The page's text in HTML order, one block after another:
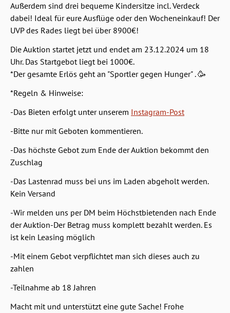
Außerdem sind drei bequeme Kindersitze incl. Verdeck
dabei! Ideal für eure Ausflüge oder den Wocheneinkauf! Der
UVP des Rades liegt bei über 8900€!
Die Auktion startet jetzt und endet am 23.12.2024 um 18
Uhr. Das Startgebot liegt bei 1000€.
*Der gesamte Erlös geht an "Sportler gegen Hunger" . 🥳
*Regeln & Hinweise:
-Das Bieten erfolgt unter unserem Instagram-Post
-Bitte nur mit Geboten kommentieren.
-Das höchste Gebot zum Ende der Auktion bekommt den
Zuschlag
-Das Lastenrad muss bei uns im Laden abgeholt werden.
Kein Versand
-Wir melden uns per DM beim Höchstbietenden nach Ende
der Auktion-Der Betrag muss komplett bezahlt werden. Es
ist kein Leasing möglich
-Mit einem Gebot verpflichtet man sich dieses auch zu
zahlen
-Teilnahme ab 18 Jahren
Macht mit und unterstützt eine gute Sache! Frohe